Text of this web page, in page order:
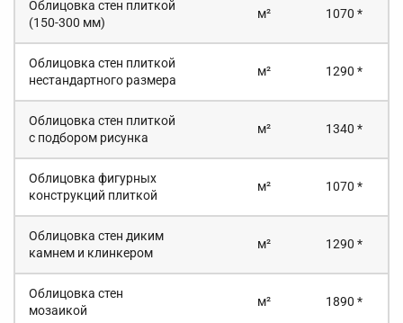
Облицовка стен плиткой
(150-300 мм)
м² 1070 *
Облицовка стен плиткой
нестандартного размера
м² 1290 *
Облицовка стен плиткой
с подбором рисунка
м² 1340 *
Облицовка фигурных
конструкций плиткой
м² 1070 *
Облицовка стен диким
камнем и клинкером
м² 1290 *
Облицовка стен
мозаикой
м² 1890 *